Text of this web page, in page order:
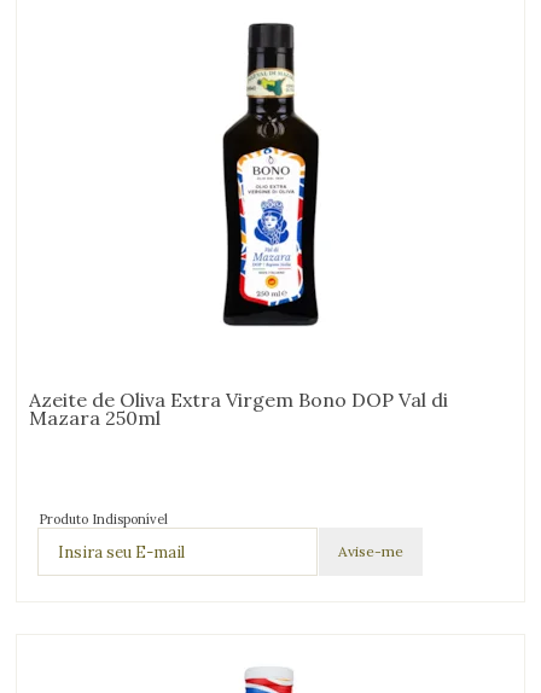
Azeite de Oliva Extra Virgem Bono DOP Val di
Mazara 250ml
Produto Indisponível